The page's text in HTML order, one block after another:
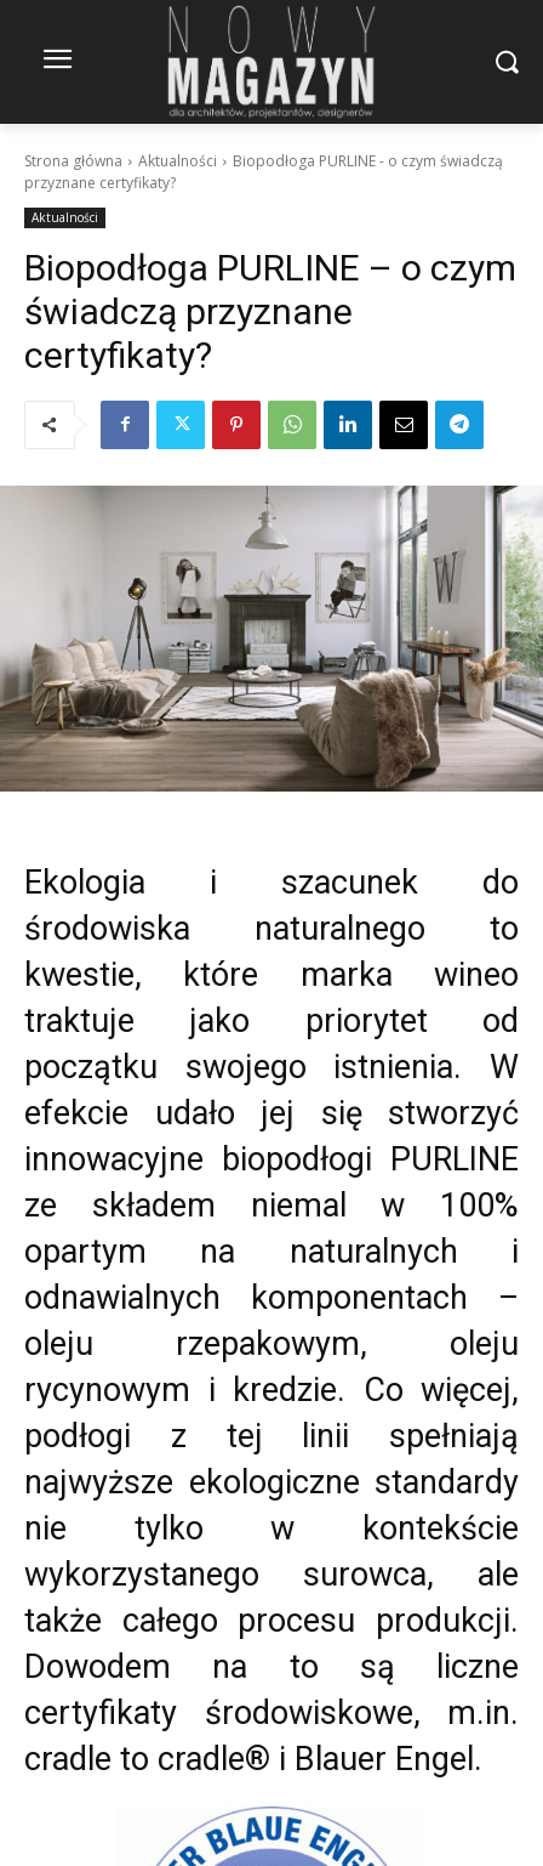
Strona główna Aktualności
Biopodłoga PURLINE - o czym świadczą
przyznane certyfikaty?
Aktualności
Biopodłoga PURLINE – o czym
świadczą przyznane
certyfikaty?
Ekologia i szacunek do
środowiska naturalnego to
kwestie, które marka wineo
traktuje jako priorytet od
początku swojego istnienia. W
efekcie udało jej się stworzyć
innowacyjne biopodłogi PURLINE
ze składem niemal w 100%
opartym na naturalnych i
odnawialnych komponentach –
oleju rzepakowym, oleju
rycynowym i kredzie. Co więcej,
podłogi z tej linii spełniają
najwyższe ekologiczne standardy
nie tylko w kontekście
wykorzystanego surowca, ale
także całego procesu produkcji.
Dowodem na to są liczne
certyfikaty środowiskowe, m.in.
cradle to cradle® i Blauer Engel.